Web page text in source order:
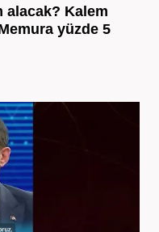
alacak? Kalem
yüzde 5